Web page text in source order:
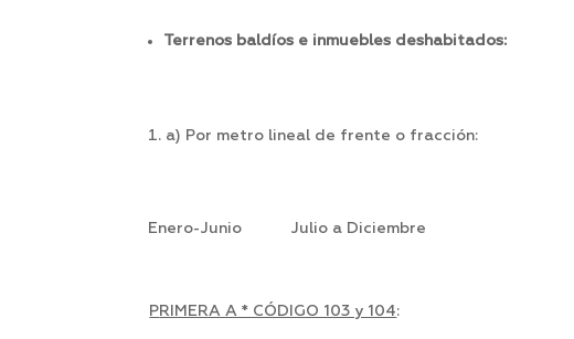
Terrenos baldíos e inmuebles deshabitados:
a) Por metro lineal de frente o fracción:
Enero-Junio Julio a Diciembre
PRIMERA A * CÓDIGO 103 y 104: